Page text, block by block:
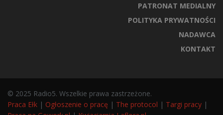
PATRONAT MEDIALNY
POLITYKA PRYWATNOŚCI
NADAWCA
KONTAKT
© 2025 Radio5. Wszelkie prawa zastrzeżone.
Praca Ełk | Ogłoszenie o pracę | The protocol | Targi pracy |